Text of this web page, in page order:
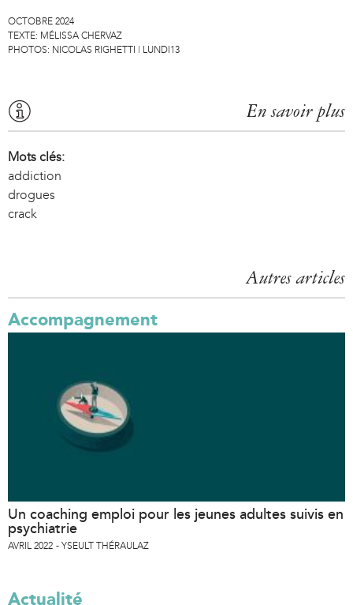
OCTOBRE 2024
TEXTE: MÉLISSA CHERVAZ
PHOTOS: NICOLAS RIGHETTI | LUNDI13
En savoir plus
Mots clés:
addiction
drogues
crack
Autres articles
Accompagnement
Un coaching emploi pour les jeunes adultes suivis en
psychiatrie
AVRIL 2022 YSEULT THÉRAULAZ
Actualité